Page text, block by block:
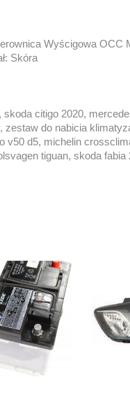
Wyścigowa OCC
Skóra
citigo 2020,
zestaw do nabicia
v50 d5, michelin
tiguan, skoda